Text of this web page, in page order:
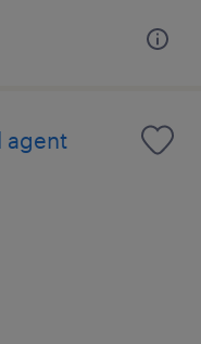
agent